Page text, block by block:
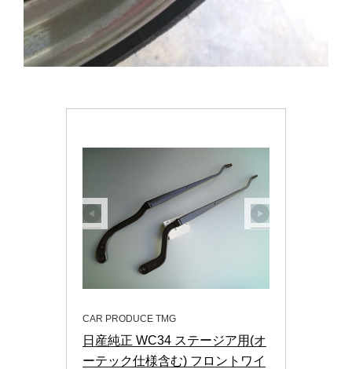
CAR PRODUCE TMG
日産純正 WC34 ステージア用(オ
ーテック仕様含む) フロントワイ